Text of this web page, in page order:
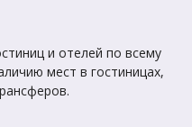
и отелей по всему
мест в гостиницах,